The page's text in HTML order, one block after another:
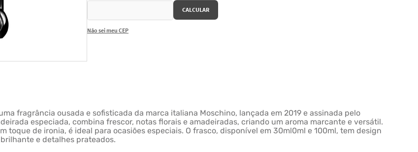
Não sei meu CEP
fragrância ousada e sofisticada da marca italiana Moschino, lançada em 2019 e assinada pelo
especiada, combina frescor, notas florais e amadeiradas, criando um aroma marcante e versátil.
toque de ironia, é ideal para ocasiões especiais. O frasco, disponível em 30ml0ml e 100ml, tem design
e detalhes prateados.